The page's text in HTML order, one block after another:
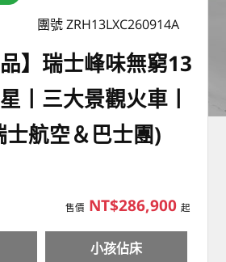
團號 ZRH13LXC260914A
品】瑞士峰味無窮13
丨三大景觀火車丨
航空＆巴士團)
售價 NT$286,900 起
小孩佔床